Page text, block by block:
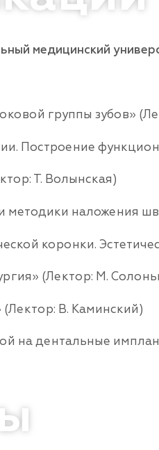
медицинский
группы зубов»
Построение
Т. Волынская)
методики наложения
коронки.
(Лектор: М.
В. Каминский)
на дентальные